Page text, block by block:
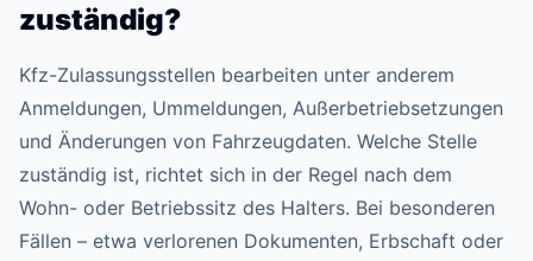
zuständig?
Kfz-Zulassungsstellen bearbeiten unter anderem
Anmeldungen, Ummeldungen, Außerbetriebsetzungen
und Änderungen von Fahrzeugdaten. Welche Stelle
zuständig ist, richtet sich in der Regel nach dem
Wohn- oder Betriebssitz des Halters. Bei besonderen
Fällen – etwa verlorenen Dokumenten, Erbschaft oder